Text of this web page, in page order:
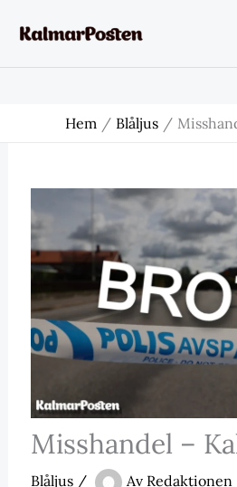
Hem Blåljus
Misshandel –
Blåljus/ Av Redaktionen